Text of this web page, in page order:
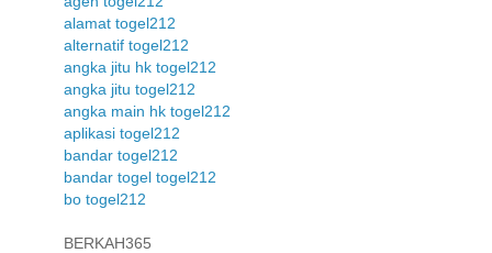
alamat togel212
alternatif togel212
angka jitu hk togel212
angka jitu togel212
angka main hk togel212
aplikasi togel212
bandar togel212
bandar togel togel212
bo togel212
BERKAH365